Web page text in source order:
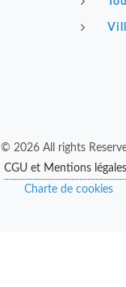
© 2026 All rights
CGU et Mentions
Charte de cookies